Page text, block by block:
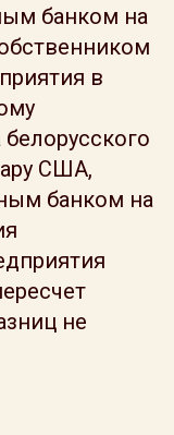
банком на
в
США,
банком на
не